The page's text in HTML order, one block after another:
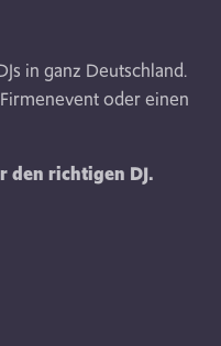
in ganz Deutschland.
oder einen
den richtigen DJ.